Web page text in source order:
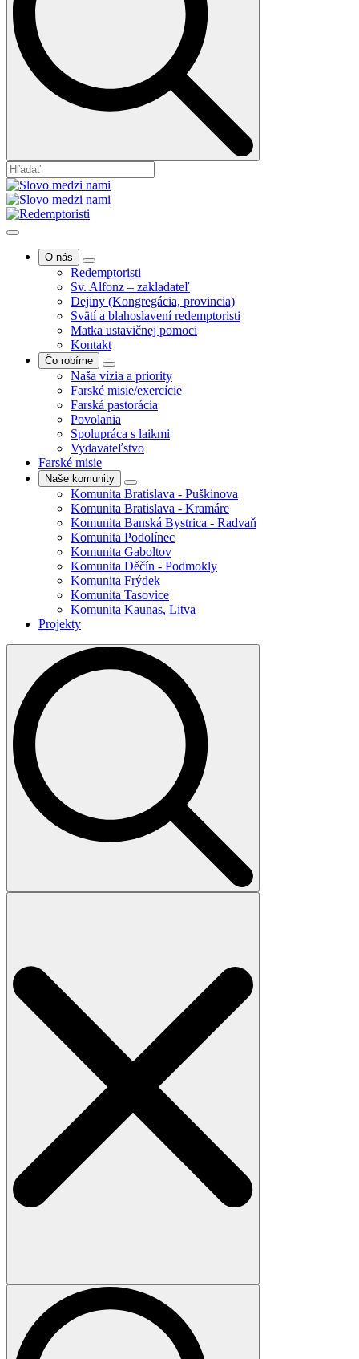
O nás
Redemptoristi
Sv. Alfonz – zakladateľ
Dejiny (Kongregácia, provincia)
Svätí a blahoslavení redemptoristi
Matka ustavičnej pomoci
Kontakt
Čo robíme
Naša vízia a priority
Farské misie/exercície
Farská pastorácia
Povolania
Spolupráca s laikmi
Vydavateľstvo
Farské misie
Naše komunity
Komunita Bratislava - Puškinova
Komunita Bratislava - Kramáre
Komunita Banská Bystrica - Radvaň
Komunita Podolínec
Komunita Gaboltov
Komunita Děčín - Podmokly
Komunita Frýdek
Komunita Tasovice
Komunita Kaunas, Litva
Projekty
Search